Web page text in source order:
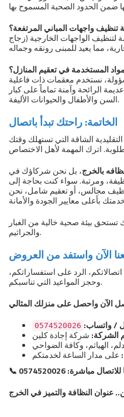
لتنظيف الواجهات الخارجية (زجاج
نستخدم معقمات ذات فاعلية
الرائحة وآمنة تماماً على كبار
السن والأطفال والحيوانات الأليفة.
الخاتمة: راحتك تبدأ باتصال
الشاقة التي تستهلك وقتك
بالخرج، بل نحن شركاؤك في
ومرتبة. سواء كنت بحاجة إلى
مجالس، أو تعقيم شامل، نحن
بيئة صحية خالية من الغبار
والجراثيم.
الرد على استفساراتكم،
وحجز المواعيد التي تناسبكم.
/ واتساب: 0574520026
الشركة: شركة إجادة كلين
مباشرة: 0574520026